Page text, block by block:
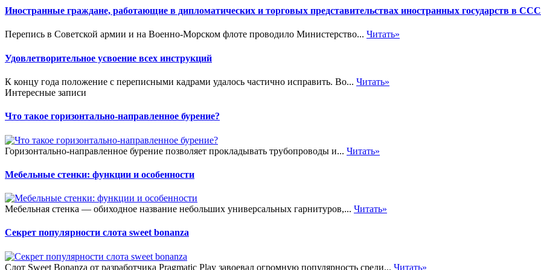
Иностранные граждане, работающие в дипломатических и торговых представительствах иностранных государств в
Перепись в Советской армии и на Военно-Морском флоте проводило Министерство... Читать»
Удовлетворительное усвоение всех инструкций
К концу года положение с переписными кадрами удалось частично исправить. Во... Читать»
Интересные записи
Что такое горизонтально-направленное бурение?
Горизонтально-направленное бурение позволяет прокладывать трубопроводы и... Читать»
Мебельные стенки: функции и особенности
Мебельная стенка — обиходное название небольших универсальных гарнитуров,... Читать»
Секрет популярности слота sweet bonanza
Слот Sweet Bonanza от разработчика Pragmatic Play завоевал огромную популярность среди... Читать»